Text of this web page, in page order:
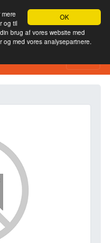
OK
og til
brug af vores website med
med vores analysepartnere.